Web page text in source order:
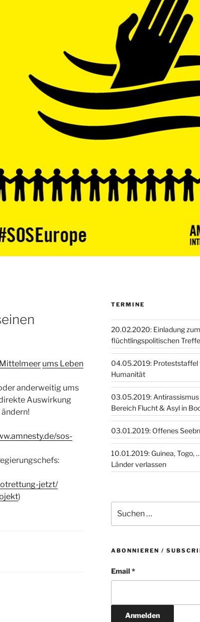
ums Leben
anderweitig ums
Auswirkung
sos-
jetzt/
)
TERMINE
20.02.2020: Einladung
flüchtlingspolitischen
04.05.2019: Proteststaffel
Humanität
03.05.2019:
Bereich Flucht & Asyl in
03.01.2019: Offenes
10.01.2019: Guinea, Togo, … Warum wir unsere
Länder verlassen
nach:
ABONNIEREN /
Email *